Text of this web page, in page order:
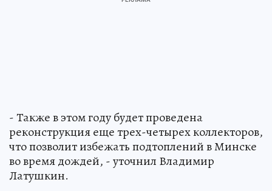
- Также в этом году будет проведена
реконструкция еще трех-четырех коллекторов,
что позволит избежать подтоплений в Минске
во время дождей, - уточнил Владимир
Латушкин.